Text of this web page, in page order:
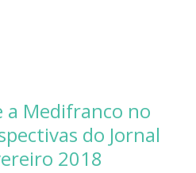
a Medifranco no
do Jornal
2018